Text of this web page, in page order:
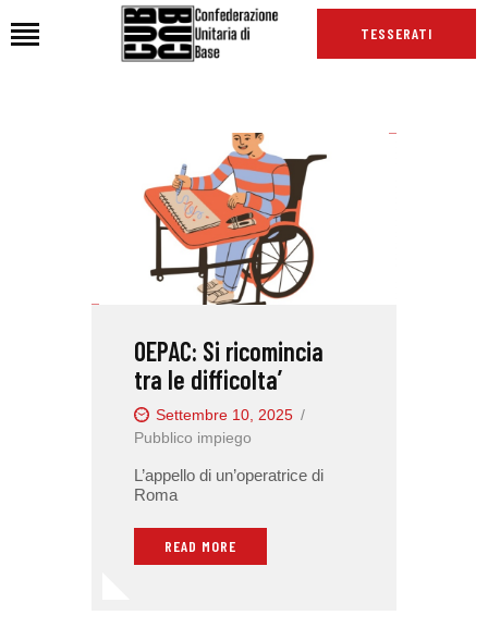
TESSERATI
CHI SIAMO
PODCAST CUB
INTERNAZIONALE
RASSEGNA STAMPA
OEPAC: Si ricomincia
tra le difficolta’
Settembre 10, 2025
Pubblico impiego
L’appello di un’operatrice di
Roma
READ MORE